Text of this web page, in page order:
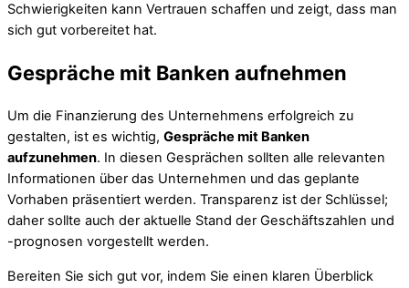
Schwierigkeiten kann Vertrauen schaffen und zeigt, dass man
sich gut vorbereitet hat.
Gespräche mit Banken aufnehmen
Um die Finanzierung des Unternehmens erfolgreich zu
gestalten, ist es wichtig, Gespräche mit Banken
aufzunehmen. In diesen Gesprächen sollten alle relevanten
Informationen über das Unternehmen und das geplante
Vorhaben präsentiert werden. Transparenz ist der Schlüssel;
daher sollte auch der aktuelle Stand der Geschäftszahlen und
-prognosen vorgestellt werden.
Bereiten Sie sich gut vor, indem Sie einen klaren Überblick